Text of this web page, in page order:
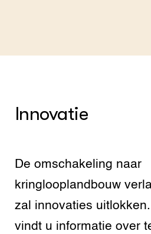
Innovatie
De omschakeling naar
kringlooplandbouw
zal innovaties
vindt u informatie over